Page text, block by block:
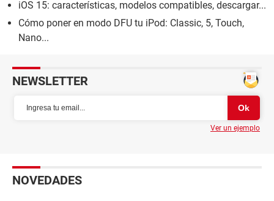
iOS 15: características, modelos compatibles, descargar...
Cómo poner en modo DFU tu iPod: Classic, 5, Touch,
Nano...
NEWSLETTER
Ver un ejemplo
NOVEDADES